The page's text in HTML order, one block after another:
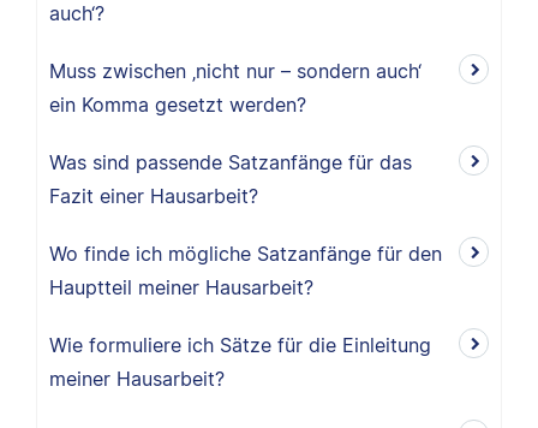
auch‘?
Muss zwischen ‚nicht nur – sondern auch‘
ein Komma gesetzt werden?
Was sind passende Satzanfänge für das
Fazit einer Hausarbeit?
Wo finde ich mögliche Satzanfänge für den
Hauptteil meiner Hausarbeit?
Wie formuliere ich Sätze für die Einleitung
meiner Hausarbeit?